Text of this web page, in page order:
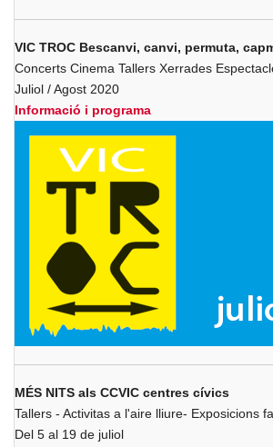
VIC TROC Bescanvi, canvi, permuta,
Concerts Cinema Tallers Xerrades
Juliol / Agost 2020
Informació i programa
MÉS NITS als CCVIC centres cívics
Tallers - Activitas a l'aire lliure- Exposicions
Del 5 al 19 de juliol